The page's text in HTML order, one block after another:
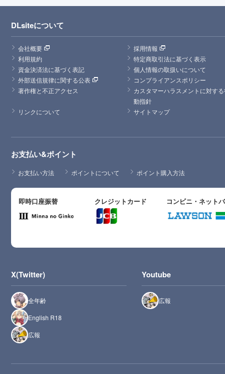
DLsiteについて
会社概要
採用情報
利用規約
特定商取引法に基づく表示
資金決済法に基づく表記
個人情報の取扱いについて
外部送信規律に関する公表
コンプライアンスポリシー
著作権と不正アクセス
カスタマーハラスメントに対す
動指針
リンクについて
サイトマップ
お支払い&ポイント
お支払い方法 ポイントについて ポイント購入方法
即時口座振替 クレジットカード コンビニ・ネット
X(Twitter)
全年齢
English R18
広報
Youtube
広報